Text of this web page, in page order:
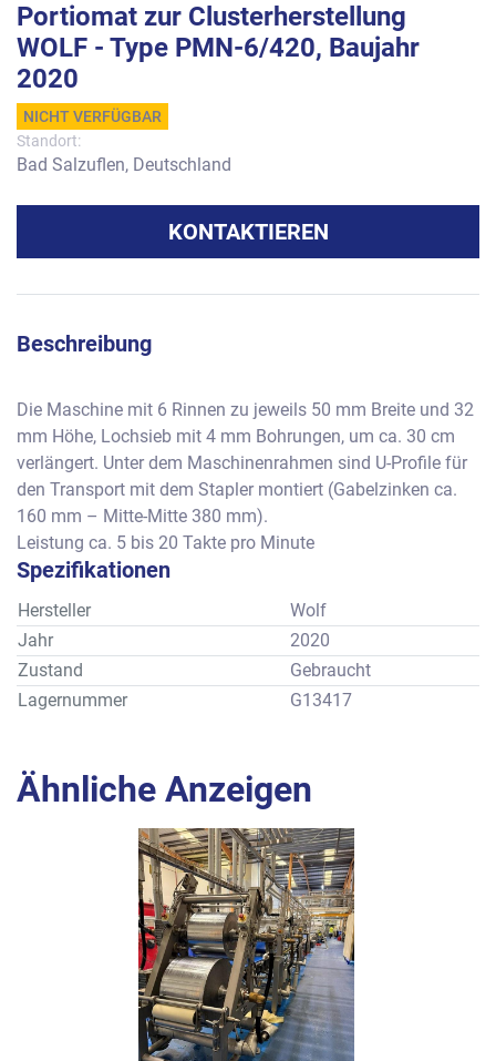
Portiomat zur Clusterherstellung
WOLF - Type PMN-6/420, Baujahr
2020
NICHT VERFÜGBAR
Standort:
Bad Salzuflen, Deutschland
KONTAKTIEREN
Beschreibung
Die Maschine mit 6 Rinnen zu jeweils 50 mm Breite und 32
mm Höhe, Lochsieb mit 4 mm Bohrungen, um ca. 30 cm
verlängert. Unter dem Maschinenrahmen sind U-Profile für
den Transport mit dem Stapler montiert (Gabelzinken ca.
160 mm – Mitte-Mitte 380 mm).
Leistung ca. 5 bis 20 Takte pro Minute
Spezifikationen
Hersteller
Wolf
Jahr
2020
Zustand
Gebraucht
Lagernummer
G13417
Ähnliche Anzeigen